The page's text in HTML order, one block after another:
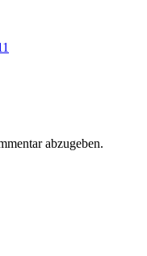
abzugeben.